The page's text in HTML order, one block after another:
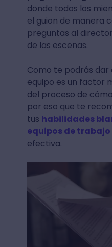
donde todos los
el guion de manera
preguntas al
de las escenas.
Como te podrás
equipo es un factor
del proceso de
por eso que te
tus habilidades
equipos de trabajo
efectiva.